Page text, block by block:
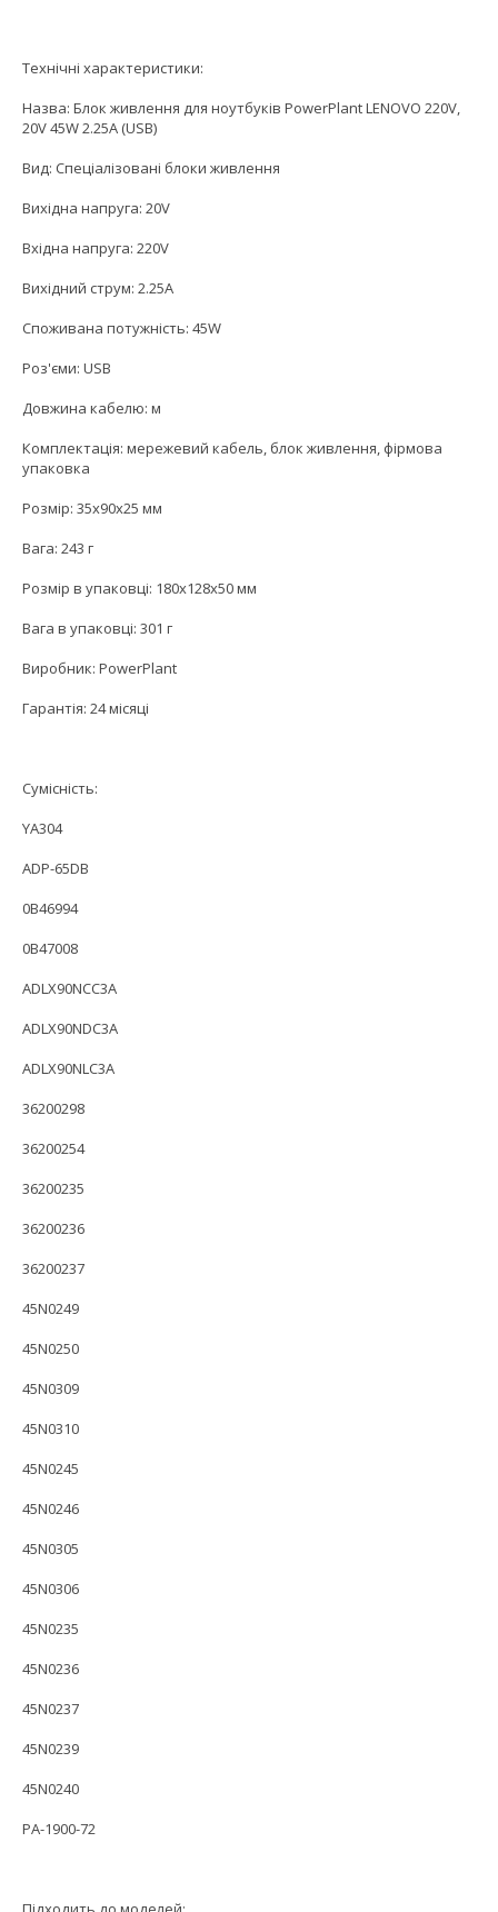
Технічні характеристики:
Назва: Блок живлення для ноутбуків PowerPlant LENOVO 220V,
20V 45W 2.25A (USB)
Вид: Спеціалізовані блоки живлення
Вихідна напруга: 20V
Вхідна напруга: 220V
Вихідний струм: 2.25A
Споживана потужність: 45W
Роз'єми: USB
Довжина кабелю: м
Комплектація: мережевий кабель, блок живлення, фірмова
упаковка
Розмір: 35x90x25 мм
Вага: 243 г
Розмір в упаковці: 180х128х50 мм
Вага в упаковці: 301 г
Виробник: PowerPlant
Гарантія: 24 місяці
Сумісність:
YA304
ADP-65DB
0B46994
0B47008
ADLX90NCC3A
ADLX90NDC3A
ADLX90NLC3A
36200298
36200254
36200235
36200236
36200237
45N0249
45N0250
45N0309
45N0310
45N0245
45N0246
45N0305
45N0306
45N0235
45N0236
45N0237
45N0239
45N0240
PA-1900-72